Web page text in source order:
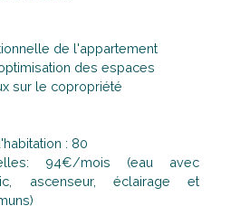
de l'appartement
des espaces
sur le copropriété
: 80
94€/mois (eau avec
ascenseur, éclairage et